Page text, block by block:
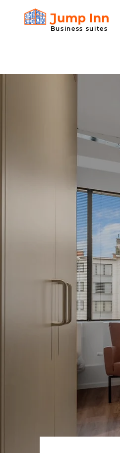
Business suites